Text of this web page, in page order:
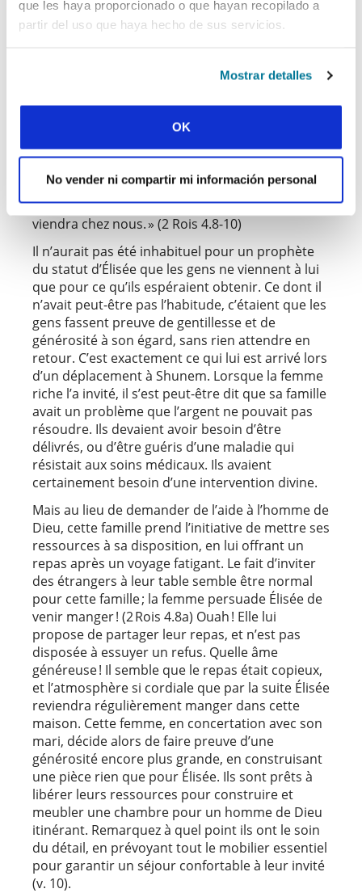
que les haya proporcionado o que hayan recopilado a
partir del uso que haya hecho de sus servicios.
Mostrar detalles
OK
No vender ni compartir mi información personal
Por Kehinde Ojo
accepte de prendre un repas chez elle. Dès lors,
mari : Je sais que cet homme qui passe toujours
chez nous est un saint homme de Dieu. Nous
pourrions lui construire une petite chambre sur
le toit et y mettre pour lui un lit, une table, une
chaise et une lampe. Il pourrait loger là quand il
viendra chez nous. » (2 Rois 4.8-10)
Il n’aurait pas été inhabituel pour un prophète
du statut d’Élisée que les gens ne viennent à lui
que pour ce qu’ils espéraient obtenir. Ce dont il
n’avait peut-être pas l’habitude, c’étaient que les
gens fassent preuve de gentillesse et de
générosité à son égard, sans rien attendre en
retour. C’est exactement ce qui lui est arrivé lors
d’un déplacement à Shunem. Lorsque la femme
riche l’a invité, il s’est peut-être dit que sa famille
avait un problème que l’argent ne pouvait pas
résoudre. Ils devaient avoir besoin d’être
délivrés, ou d’être guéris d’une maladie qui
résistait aux soins médicaux. Ils avaient
certainement besoin d’une intervention divine.
Mais au lieu de demander de l’aide à l’homme de
Dieu, cette famille prend l’initiative de mettre ses
ressources à sa disposition, en lui offrant un
repas après un voyage fatigant. Le fait d’inviter
des étrangers à leur table semble être normal
pour cette famille ; la femme persuade Élisée de
venir manger ! (2 Rois 4.8a) Ouah ! Elle lui
propose de partager leur repas, et n’est pas
disposée à essuyer un refus. Quelle âme
généreuse ! Il semble que le repas était copieux,
et l’atmosphère si cordiale que par la suite Élisée
reviendra régulièrement manger dans cette
maison. Cette femme, en concertation avec son
mari, décide alors de faire preuve d’une
générosité encore plus grande, en construisant
une pièce rien que pour Élisée. Ils sont prêts à
libérer leurs ressources pour construire et
meubler une chambre pour un homme de Dieu
itinérant. Remarquez à quel point ils ont le soin
du détail, en prévoyant tout le mobilier essentiel
pour garantir un séjour confortable à leur invité
(v. 10).